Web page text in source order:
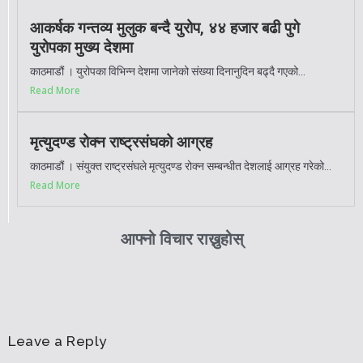
आकर्षक गन्तव्य मुलुक बन्दै युरोप, ४४ हजार बढी पुगे
युरोपका मुख्य देशमा
काठमाडौं । युरोपका विभिन्न देशमा जानेको संख्या दिनानुदिन बढ्दै गएको...
Read More
मृत्युदण्ड रोक्न राष्ट्रसंघको आग्रह
काठमाडौं । संयुक्त राष्ट्रसंघले मृत्युदण्ड रोक्न सम्बन्धीत देशलाई आग्रह गरेको...
Read More
आफ्नो विचार राख्नुहोस्
Leave a Reply